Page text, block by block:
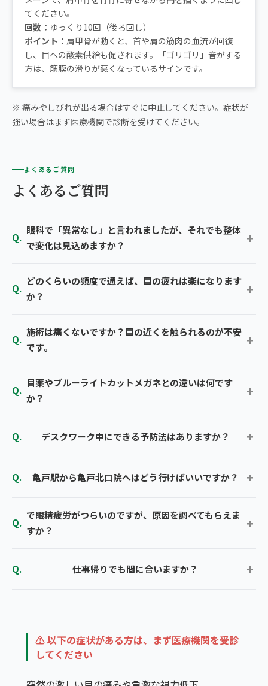
てください。
回数： ゆっくり10回（後ろ回し）
ポイント： 肩甲骨が動くと、首や肩の筋肉の血流が回復
し、目への酸素供給も促されます。「ゴリゴリ」音がする
方は、筋膜の滑りが悪くなっているサインです。
※ 痛みやしびれが出る場合はすぐに中止してください。症状が
強い場合はまず医療機関で診断を受けてください。
よくあるご質問
よくあるご質問
眼科で「異常なし」と言われましたが、それでも整体
で変化は見込めますか？
どのくらいの頻度で通えば、目の疲れは楽になります
か？
施術は痛くないですか？目の近くを触られるのが不安
です。
目薬やブルーライトカットメガネとの違いは何です
か？
デスクワーク中にできる予防法はありますか？
亀戸駅から亀戸北口院へはどう行けばいいですか？
で眼精疲労がつらいのですが、原因を調べてもらえま
すか？
仕事帰りでも間に合いますか？
⚠ 以下の症状がある方は、まず医療機関を受診
してください